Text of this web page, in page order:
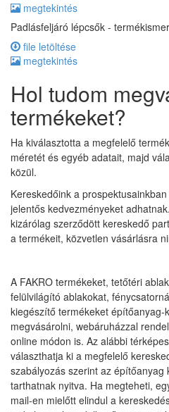
megtekintés
Padlásfeljáró lépcsők -
file letöltése
megtekintés
Hol tudom
termékeket?
Ha kiválasztotta a megfelelő
méretét és egyéb adatait, majd
közül.
Kereskedőink a
jelentős kedvezményeket
kizárólag szerződött kereskedő
a termékeit, közvetlen vásárlásra
A FAKRO termékeket, tetőtéri
felülvilágító ablakokat,
kiegészítő termékeket építőanyag-
megvásárolni, webáruházzal
online módon is. Az alábbi
választhatja ki a megfelelő
szabályozás szerint az építőanyag
tarthatnak nyitva. Ha megteheti,
mail-en mielőtt elindul a